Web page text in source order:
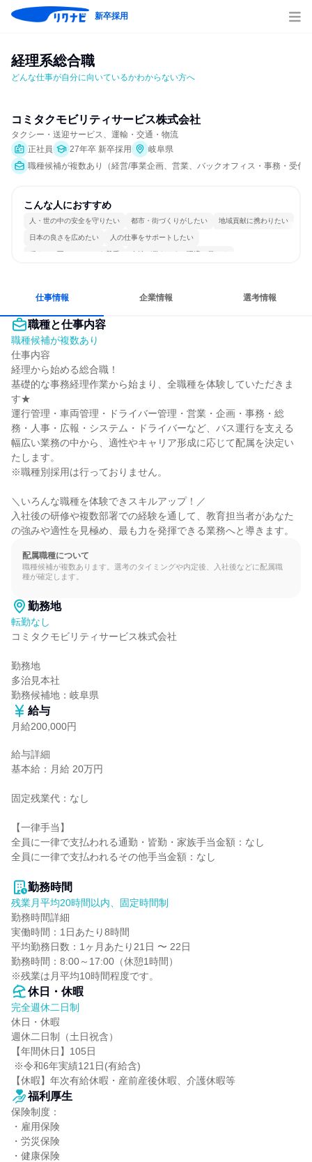
新卒採用
経理系総合職
どんな仕事が自分に向いているかわからない方へ
コミタクモビリティサービス株式会社
タクシー・送迎サービス、運輸・交通・物流
正社員
27年卒 新卒採用
岐阜県
職種候補が複数あり（経営/事業企画、営業、バックオフィス・事務・受付
こんな人におすすめ
人・世の中の安全を守りたい 都市・街づくりがしたい 地域貢献に携わりたい
日本の良さを広めたい 人の仕事をサポートしたい
穏やかで互いのペースを尊重 女性が働きやすい環境で働ける
仕事情報 企業情報 選考情報
職種と仕事内容
職種候補が複数あり
仕事内容
経理から始める総合職！
基礎的な事務経理作業から始まり、全職種を体験していただきま
す★
運行管理・車両管理・ドライバー管理・営業・企画・事務・総
務・人事・広報・システム・ドライバーなど、バス運行を支える
幅広い業務の中から、適性やキャリア形成に応じて配属を決定い
たします。
※職種別採用は行っておりません。
＼いろんな職種を体験できスキルアップ！／
入社後の研修や複数部署での経験を通して、教育担当者があなた
の強みや適性を見極め、最も力を発揮できる業務へと導きます。
配属職種について
職種候補が複数あります。選考のタイミングや内定後、入社後などに配属職
種が確定します。
勤務地
転勤なし
コミタクモビリティサービス株式会社
勤務地
多治見本社
勤務候補地：岐阜県
給与
月給200,000円
給与詳細
基本給：月給 20万円
固定残業代：なし
【一律手当】
全員に一律で支払われる通勤・皆勤・家族手当金額：なし
全員に一律で支払われるその他手当金額：なし
勤務時間
残業月平均20時間以内、固定時間制
勤務時間詳細
実働時間：1日あたり8時間
平均勤務日数：1ヶ月あたり21日 〜 22日
勤務時間：8:00～17:00（休憩1時間）
※残業は月平均10時間程度です。
休日・休暇
完全週休二日制
休日・休暇
週休二日制（土日祝含）
【年間休日】105日
【休暇】年次有給休暇・産前産後休暇、介護休暇等
福利厚生
保険制度：
・雇用保険
・労災保険
・健康保険